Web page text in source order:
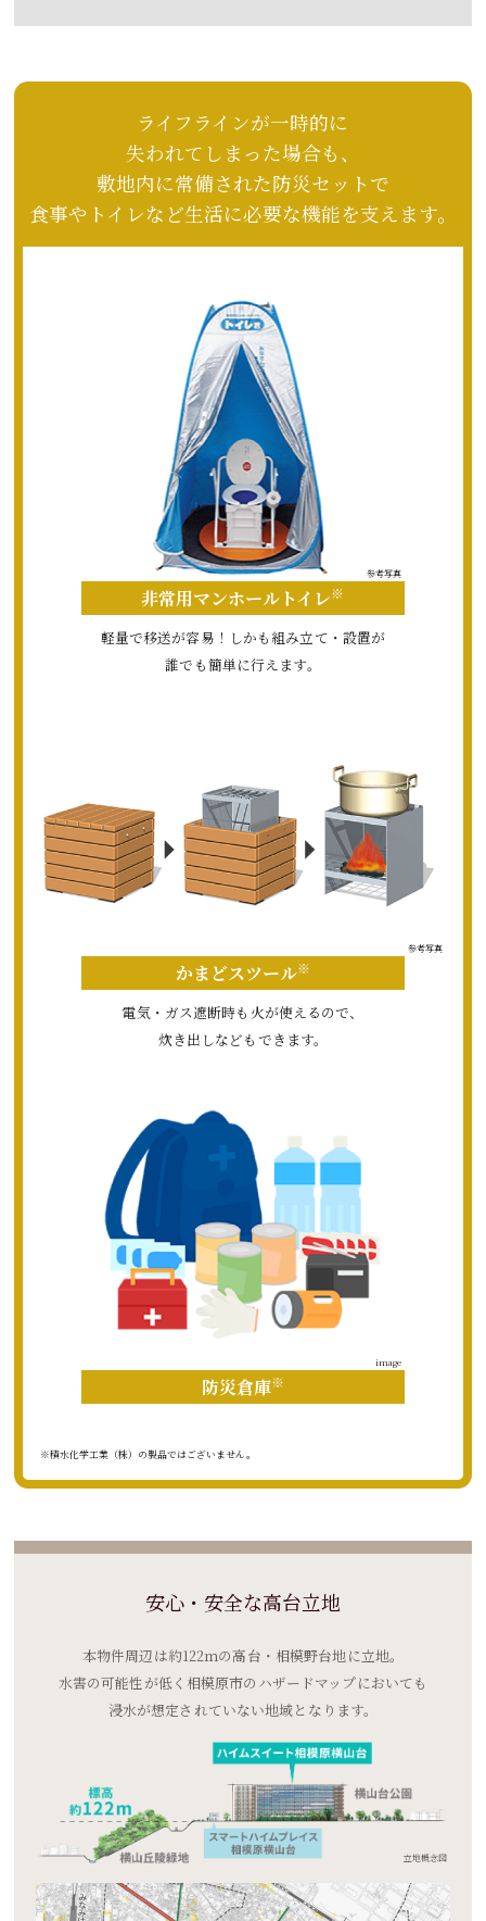
ライフラインが一時的に
失われてしまった場合も、
敷地内に常備された防災セットで
食事やトイレなど生活に必要な機能を支えます。
参考写真
非常用マンホールトイレ※
軽量で移送が容易！ しかも組み立て・設置が
誰でも簡単に行えます。
参考写真
かまどスツール※
電気・ガス遮断時も火が使えるので、
炊き出しなどもできます。
image
防災倉庫※
※積水化学工業（株）の製品ではございません。
安心・安全な高台立地
本物件周辺は約122ｍの高台・ 相模野台地に立地。
水害の可能性が低く 相模原市の ハザードマップにおいても
浸水が想定されていない地域となります。
立地概念図